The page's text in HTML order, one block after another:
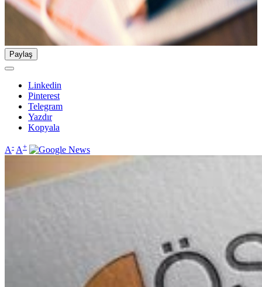
Paylaş
Linkedin
Pinterest
Telegram
Yazdır
Kopyala
A- A+